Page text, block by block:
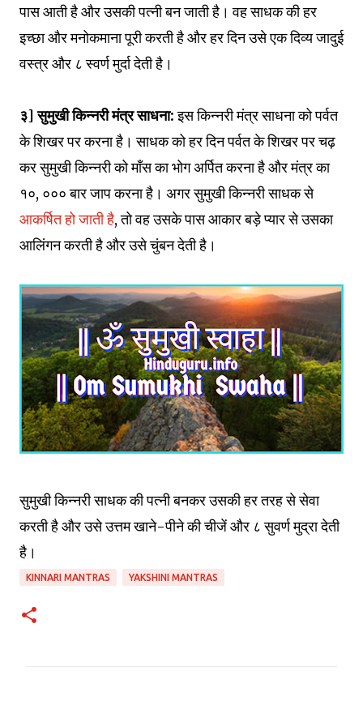
पास आती है और उसकी पत्नी बन जाती है। वह साधक की हर
इच्छा और मनोकमाना पूरी करती है और हर दिन उसे एक दिव्य जादुई
वस्त्र और ८ स्वर्ण मुर्दा देती है।
३] सुमुखी किन्नरी मंत्र साधना:इस किन्नरी मंत्र साधना को पर्वत
के शिखर पर करना है। साधक को हर दिन पर्वत के शिखर पर चढ़
कर सुमुखी किन्नरी को माँस का भोग अर्पित करना है और मंत्र का
१०, ००० बार जाप करना है। अगर सुमुखी किन्नरी साधक से
आकर्षित हो जाती है, तो वह उसके पास आकार बड़े प्यार से उसका
आलिंगन करती है और उसे चुंबन देती है।
सुमुखी किन्नरी साधक की पत्नी बनकर उसकी हर तरह से सेवा
करती है और उसे उत्तम खाने-पीने की चीजें और ८ सुवर्ण मुद्रा देती
है।
KINNARI MANTRAS YAKSHINI MANTRAS